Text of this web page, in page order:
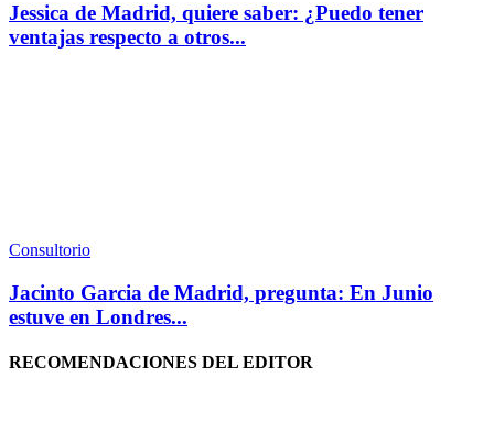
Jessica de Madrid, quiere saber: ¿Puedo tener
ventajas respecto a otros...
Consultorio
Jacinto Garcia de Madrid, pregunta: En Junio
estuve en Londres...
RECOMENDACIONES DEL EDITOR